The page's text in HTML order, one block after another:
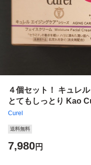
４個セット！ キュレ
とてもしっとり Kao
Curel
送料無料
7,980円